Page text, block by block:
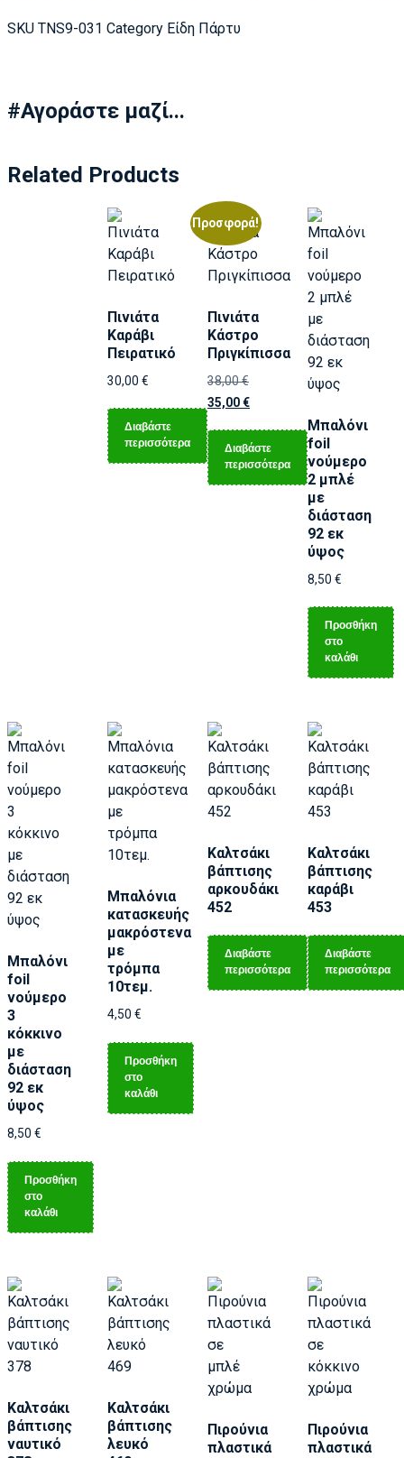
SKU TNS9-031 Category Είδη Πάρτυ
#Αγοράστε μαζί...
Related Products
Πινιάτα
Καράβι
Πειρατικό
30,00 €
Διαβάστε
περισσότερα
Προσφορά!
Πινιάτα
Κάστρο
Πριγκίπισσα
38,00€
35,00€
Διαβάστε
περισσότερα
Μπαλόνι
foil
νούμερο
2 μπλέ
με
διάσταση
92 εκ
ύψος
8,50 €
Προσθήκη
στο
καλάθι
Μπαλόνι
foil
νούμερο
3
κόκκινο
με
διάσταση
92 εκ
ύψος
8,50 €
Προσθήκη
στο
καλάθι
Μπαλόνια
κατασκευής
μακρόστενα
με
τρόμπα
10τεμ.
4,50 €
Προσθήκη
στο
καλάθι
Καλτσάκι
βάπτισης
αρκουδάκι
452
Διαβάστε
περισσότερα
Καλτσάκι
βάπτισης
καράβι
453
Διαβάστε
περισσότερα
Καλτσάκι
βάπτισης
ναυτικό
Καλτσάκι
βάπτισης
λευκό
Πιρούνια
πλαστικά
Πιρούνια
πλαστικά